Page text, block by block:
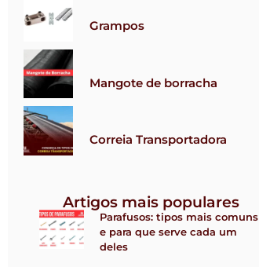
Grampos
Mangote de borracha
Correia Transportadora
Artigos mais populares
Parafusos: tipos mais comuns
e para que serve cada um
deles